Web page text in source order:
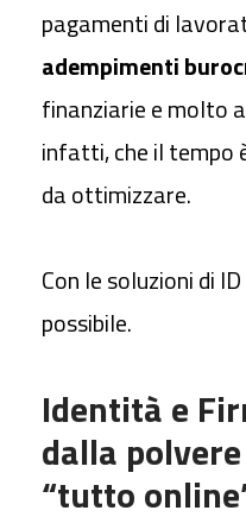
pagamenti di
adempimenti
finanziarie e molto
infatti, che il tempo
da ottimizzare.
Con le soluzioni di
possibile.
Identità e
dalla
“tutto